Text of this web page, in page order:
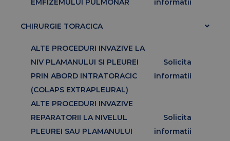
EMFIZEMULUI PULMONAR
informatii
CHIRURGIE TORACICA
ALTE PROCEDURI INVAZIVE LA
NIV PLAMANULUI SI PLEUREI
PRIN ABORD INTRATORACIC
(COLAPS EXTRAPLEURAL)
Solicita
informatii
ALTE PROCEDURI INVAZIVE
REPARATORII LA NIVELUL
PLEUREI SAU PLAMANULUI
Solicita
informatii